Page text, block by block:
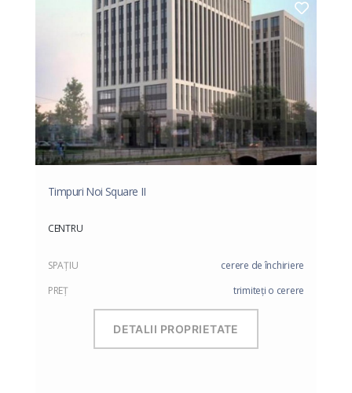
Timpuri Noi Square II
CENTRU
SPAŢIU
cerere de închiriere
PREŢ
trimiteți o cerere
DETALII PROPRIETATE